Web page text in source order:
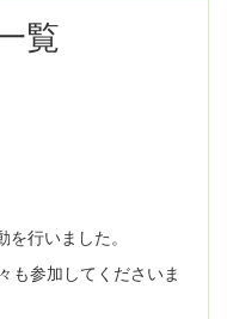
覧
行いました。
も参加してくださいま